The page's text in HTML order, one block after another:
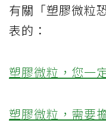
有關「塑膠微粒
表的：
塑膠微粒，您一
塑膠微粒，需要